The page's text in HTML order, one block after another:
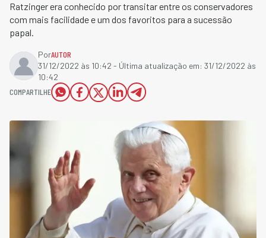
Ratzinger era conhecido por transitar entre os conservadores
com mais facilidade e um dos favoritos para a sucessão
papal.
PorAUTOR
31/12/2022 às 10:42 - Última atualização em: 31/12/2022 às
10:42
COMPARTILHE